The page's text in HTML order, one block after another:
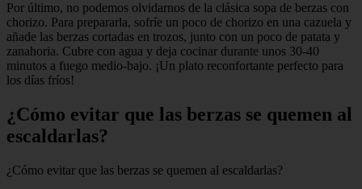
Por último, no podemos olvidarnos de la clásica sopa de berzas con
chorizo. Para prepararla, sofríe un poco de chorizo en una cazuela y
añade las berzas cortadas en trozos, junto con un poco de patata y
zanahoria. Cubre con agua y deja cocinar durante unos 30-40
minutos a fuego medio-bajo. ¡Un plato reconfortante perfecto para
los días fríos!
¿Cómo evitar que las berzas se quemen al
escaldarlas?
¿Cómo evitar que las berzas se quemen al escaldarlas?